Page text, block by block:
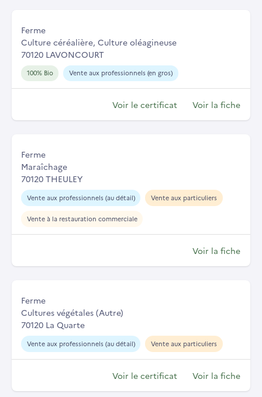
Ferme
Culture céréalière, Culture oléagineuse
70120 LAVONCOURT
100% Bio Vente aux professionnels (en gros)
Voir le certificat Voir la fiche
Ferme
Maraîchage
70120 THEULEY
Vente aux professionnels (au détail) Vente aux particuliers
Vente à la restauration commerciale
Voir la fiche
Ferme
Cultures végétales (Autre)
70120 La Quarte
Vente aux professionnels (au détail) Vente aux particuliers
Voir le certificat Voir la fiche